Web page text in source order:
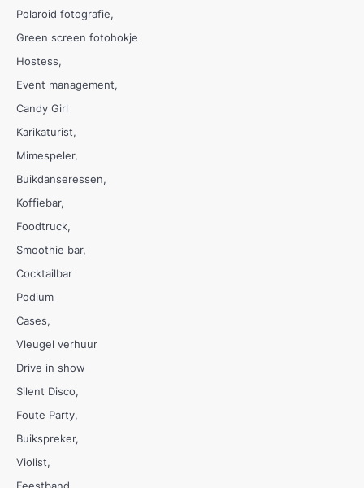
Polaroid fotografie
Green screen fotohokje
Hostess
Event management
Candy Girl
Karikaturist
Mimespeler
Buikdanseressen
Koffiebar
Foodtruck
Smoothie bar
Cocktailbar
Podium
Cases
Vleugel verhuur
Drive in show
Silent Disco
Foute Party
Buikspreker
Violist
Feestband